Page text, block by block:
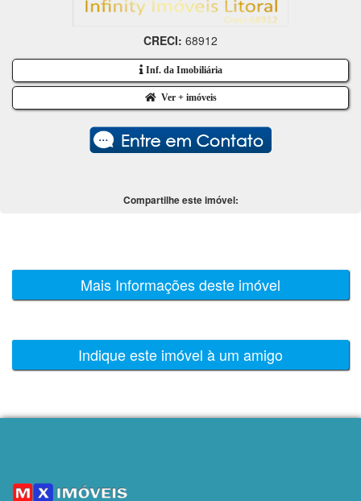
CRECI: 68912
Inf. da Imobiliária
Ver + imóveis
Compartilhe este imóvel:
Mais Informações deste imóvel
Indique este imóvel à um amigo